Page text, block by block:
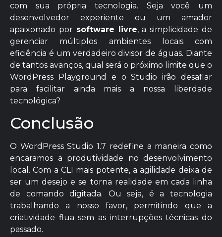
com sua própria tecnologia. Seja você um
desenvolvedor experiente ou um amador
apaixonado por software livre, a simplicidade de
gerenciar múltiplos ambientes locais com
eficiência é um verdadeiro divisor de águas. Diante
de tantos avanços, qual será o próximo limite que o
WordPress Playground e o Studio irão desafiar
para facilitar ainda mais a nossa liberdade
tecnológica?
Conclusão
O WordPress Studio 1.7 redefine a maneira como
encaramos a produtividade no desenvolvimento
local. Com a CLI mais potente, a agilidade deixa de
ser um desejo e se torna realidade em cada linha
de comando digitada. Ou seja, é a tecnologia
trabalhando a nosso favor, permitindo que a
criatividade flua sem as interrupções técnicas do
passado.